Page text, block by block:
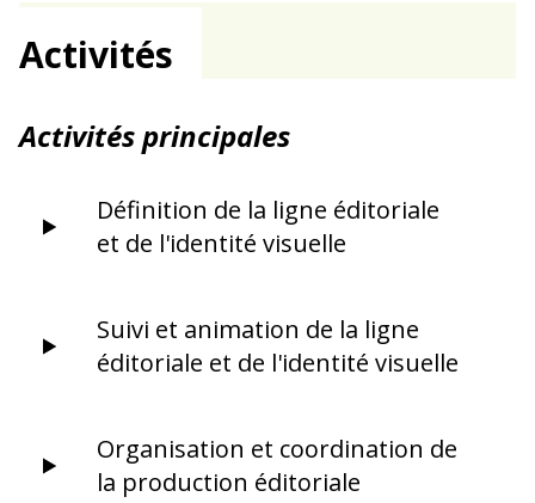
Activités
Activités principales
Définition de la ligne éditoriale
et de l'identité visuelle
Suivi et animation de la ligne
éditoriale et de l'identité visuelle
Organisation et coordination de
la production éditoriale